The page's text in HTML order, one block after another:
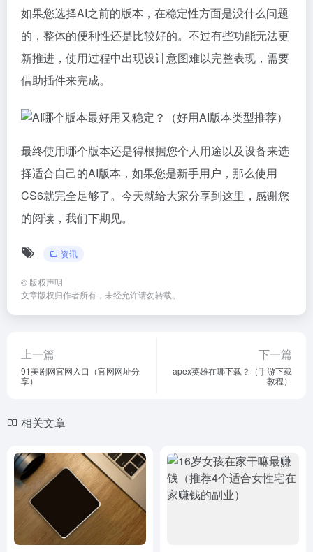
如果您选择AI之前的版本，在稳定性方面是没什么问题
的，整体的便利性还是比较好的。不过有些功能无法更
新推进，使用过程中出现设计意图难以完整表现，需要
借助插件来完成。
最终使用哪个版本还是得根据您个人用途以及设备来选
择适合自己的AI版本，如果您是新手用户，那么使用
CS6就完全足够了。今天就给大家分享到这里，感谢您
的阅读，我们下期见。
资讯
© 版权声明
文章版权归作者所有，未经允许请勿转载。
上一篇
91美剧网官网入口（官网网址分
享）
下一篇
apex英雄在哪下载？（手游下载
教程）
相关文章